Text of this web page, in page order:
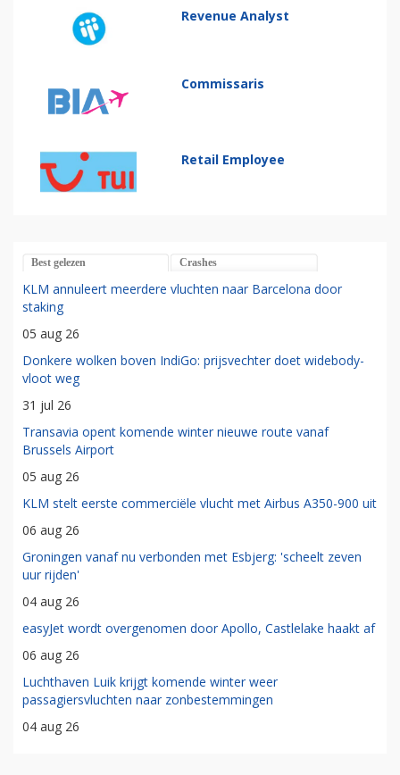
Revenue Analyst
Commissaris
Retail Employee
Best gelezen Crashes
KLM annuleert meerdere vluchten naar Barcelona door
staking
05 aug 26
Donkere wolken boven IndiGo: prijsvechter doet widebody-
vloot weg
31 jul 26
Transavia opent komende winter nieuwe route vanaf
Brussels Airport
05 aug 26
KLM stelt eerste commerciële vlucht met Airbus A350-900 uit
06 aug 26
Groningen vanaf nu verbonden met Esbjerg: 'scheelt zeven
uur rijden'
04 aug 26
easyJet wordt overgenomen door Apollo, Castlelake haakt af
06 aug 26
Luchthaven Luik krijgt komende winter weer
passagiersvluchten naar zonbestemmingen
04 aug 26